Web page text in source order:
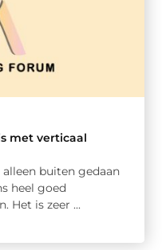
met verticaal
buiten gedaan
heel goed
Het is zeer ...